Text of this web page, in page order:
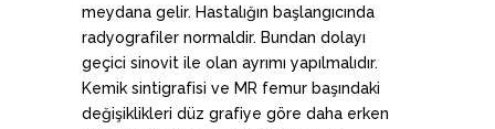
meydana gelir. Hastalığın başlangıcında
radyografiler normaldir. Bundan dolayı
geçici sinovit ile olan ayrımı yapılmalıdır.
Kemik sintigrafisi ve MR femur başındaki
değişiklikleri düz grafiye göre daha erken